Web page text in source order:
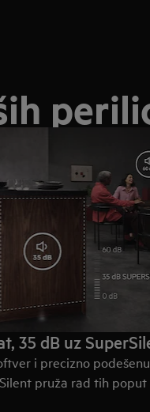
35 dB uz
i precizno podešenu
pruža rad tih poput